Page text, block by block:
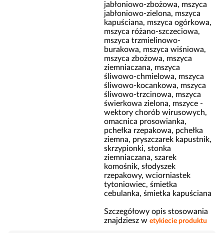
jabłoniowo-zbożowa, mszyca
jabłoniowo-zielona, mszyca
kapuściana, mszyca ogórkowa,
mszyca różano-szczeciowa,
mszyca trzmielinowo-
burakowa, mszyca wiśniowa,
mszyca zbożowa, mszyca
ziemniaczana, mszyca
śliwowo-chmielowa, mszyca
śliwowo-kocankowa, mszyca
śliwowo-trzcinowa, mszyca
świerkowa zielona, mszyce -
wektory chorób wirusowych,
omacnica prosowianka,
pchełka rzepakowa, pchełka
ziemna, pryszczarek kapustnik,
skrzypionki, stonka
ziemniaczana, szarek
komośnik, słodyszek
rzepakowy, wciorniastek
tytoniowiec, śmietka
cebulanka, śmietka kapuściana
Szczegółowy opis stosowania
znajdziesz w etykiecie produktu